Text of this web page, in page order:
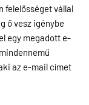
felelősséget vállal
ő vesz igénybe
egy megadott e-
az e-mail címet